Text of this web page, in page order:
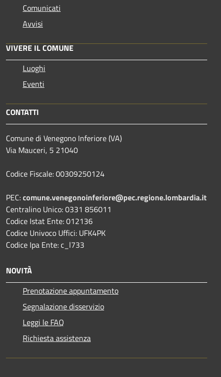
Comunicati
Avvisi
VIVERE IL COMUNE
Luoghi
Eventi
CONTATTI
Comune di Venegono Inferiore (VA)
Via Mauceri, 5 21040
Codice Fiscale: 00309250124
PEC:comune.venegonoinferiore@pec.regione.lombardia.it
Centralino Unico: 0331 856011
Codice Istat Ente: 012136
Codice Univoco Uffici: UFK4PK
Codice Ipa Ente: c_l733
NOVITÀ
Prenotazione appuntamento
Segnalazione disservizio
Leggi le FAQ
Richiesta assistenza